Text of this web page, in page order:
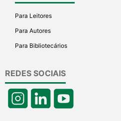
Para Leitores
Para Autores
Para Bibliotecários
REDES SOCIAIS